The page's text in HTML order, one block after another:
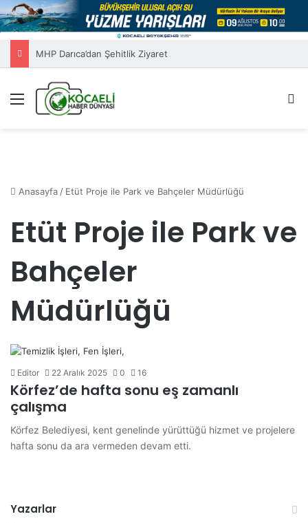
MHP Darıca’dan Şehitlik Ziyaret
Menü
Anasayfa / Etüt Proje ile Park ve Bahçeler Müdürlüğü
Etüt Proje ile Park ve
Bahçeler
Müdürlüğü
Editor 22 Aralık 2025 0 16
Körfez’de hafta sonu eş zamanlı
çalışma
Körfez Belediyesi, kent genelinde yürüttüğü hizmet ve projelere
hafta sonu da ara vermeden devam etti.
Yazarlar